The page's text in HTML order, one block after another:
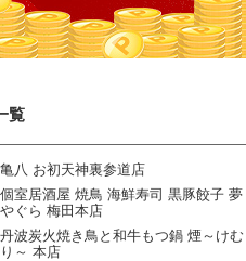
覧
亀八 お初天神裏参道店
個室居酒屋 焼鳥 海鮮寿司 黒豚餃子 夢
やぐら 梅田本店
丹波炭火焼き鳥と和牛もつ鍋 煙～けむ
り～ 本店